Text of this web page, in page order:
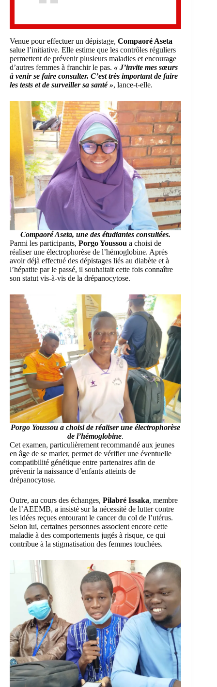
Venue pour effectuer un dépistage, Compaoré Aseta
salue l’initiative. Elle estime que les contrôles réguliers
permettent de prévenir plusieurs maladies et encourage
d’autres femmes à franchir le pas. « J’invite mes sœurs
à venir se faire consulter. C’est très important de faire
les tests et de surveiller sa santé », lance-t-elle.
Compaoré Aseta, une des étudiantes consultées.
Parmi les participants, Porgo Youssou a choisi de
réaliser une électrophorèse de l’hémoglobine. Après
avoir déjà effectué des dépistages liés au diabète et à
l’hépatite par le passé, il souhaitait cette fois connaître
son statut vis-à-vis de la drépanocytose.
Porgo Youssou a choisi de réaliser une électrophorèse
de l’hémoglobine.
Cet examen, particulièrement recommandé aux jeunes
en âge de se marier, permet de vérifier une éventuelle
compatibilité génétique entre partenaires afin de
prévenir la naissance d’enfants atteints de
drépanocytose.
Outre, au cours des échanges, Pilabré Issaka, membre
de l’AEEMB, a insisté sur la nécessité de lutter contre
les idées reçues entourant le cancer du col de l’utérus.
Selon lui, certaines personnes associent encore cette
maladie à des comportements jugés à risque, ce qui
contribue à la stigmatisation des femmes touchées.